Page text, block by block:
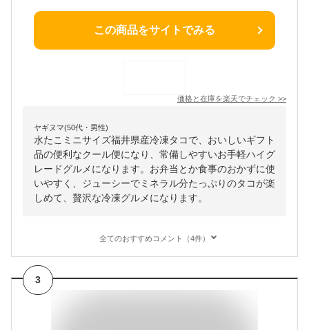
この商品をサイトでみる
価格と在庫を楽天でチェック >>
ヤギヌマ(50代・男性)
水たこミニサイズ福井県産冷凍タコで、おいしいギフト
品の便利なクール便になり、常備しやすいお手軽ハイグ
レードグルメになります。お弁当とか食事のおかずに使
いやすく、ジューシーでミネラル分たっぷりのタコが楽
しめて、贅沢な冷凍グルメになります。
全てのおすすめコメント（4件）
3